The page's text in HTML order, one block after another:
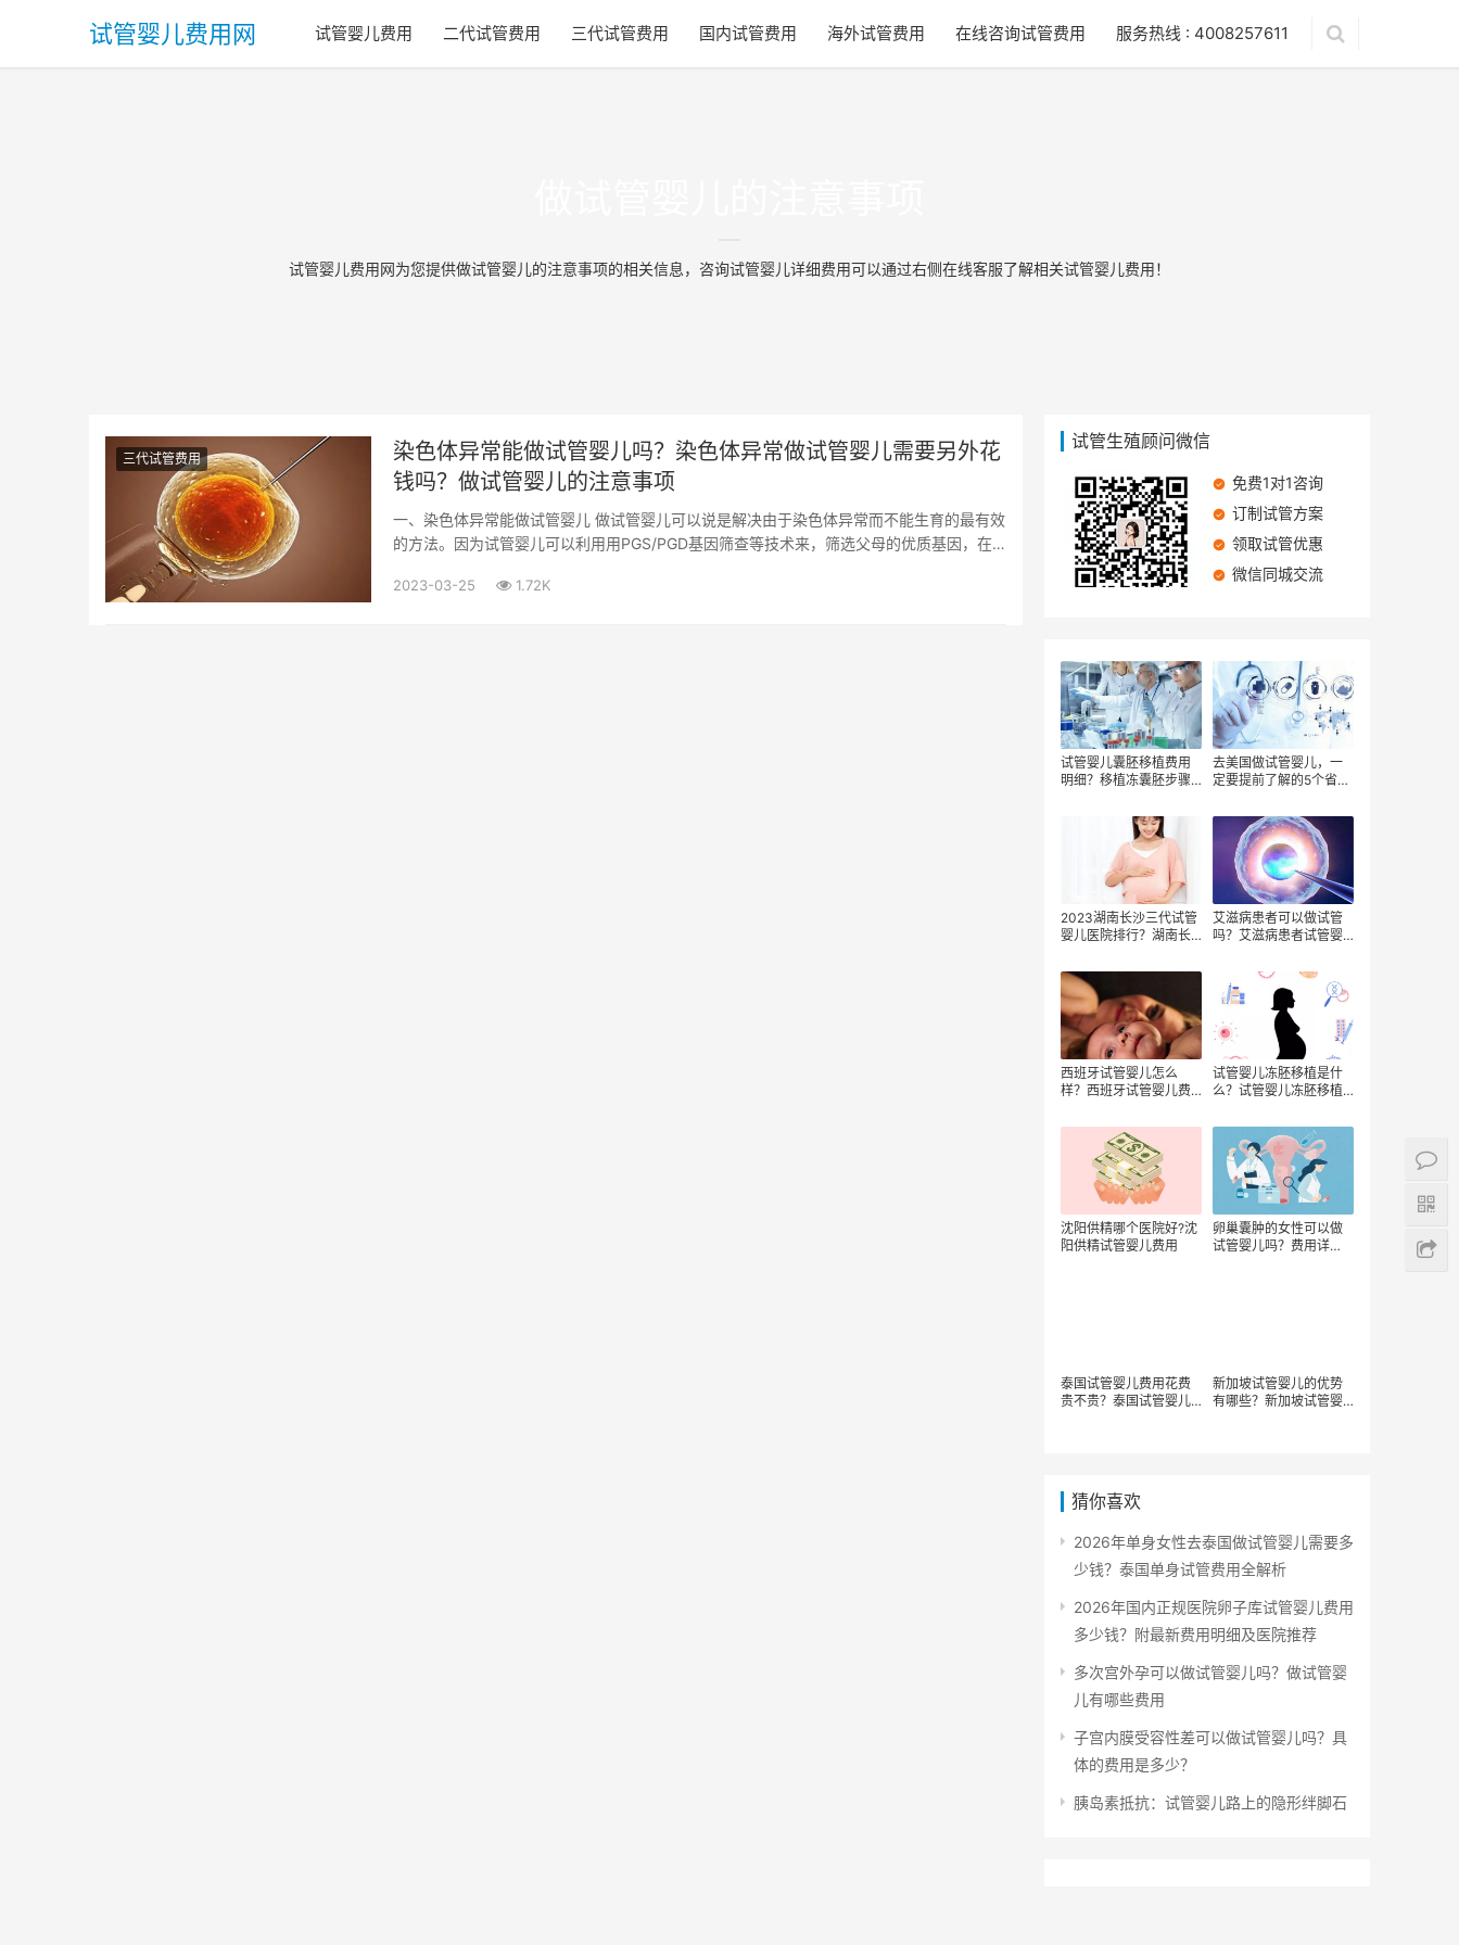
试管婴儿费用网 试管婴儿费用 二代试管费用 三代试管费用 国内试管费用 海外试管费用 在线咨询试管费用 服务热线 : 4008257611
试管婴儿费用网为您提供做试管婴儿的注意事项的相关信息，咨询试管婴儿详细费用可以通过右侧在线客服了解相关试管婴儿费用！
三代试管费用
染色体异常能做试管婴儿吗？染色体异常做试管婴儿需要另外花
钱吗？做试管婴儿的注意事项
一、染色体异常能做试管婴儿 做试管婴儿可以说是解决由于染色体异常而不能生育的最有效
的方法。因为试管婴儿可以利用用PGS/PGD基因筛查等技术来，筛选父母的优质基因，在
2023-03-25 1.72K
试管生殖顾问微信
免费1对1咨询
订制试管方案
领取试管优惠
微信同城交流
试管婴儿囊胚移植费用
明细？移植冻囊胚步骤
儿的胚胎移植过程？
去美国做试管婴儿，一
定要提前了解的5个省钱
2023湖南长沙三代试管
婴儿医院排行？湖南长
功率？
艾滋病患者可以做试管
吗？艾滋病患者试管婴
西班牙试管婴儿怎么
样？西班牙试管婴儿费
试管婴儿冻胚移植是什
么？试管婴儿冻胚移植
沈阳供精哪个医院好?沈
阳供精试管婴儿费用
卵巢囊肿的女性可以做
试管婴儿吗？费用详
泰国试管婴儿费用花费
贵不贵？泰国试管婴儿
新加坡试管婴儿的优势
有哪些？新加坡试管婴
猜你喜欢
2026年单身女性去泰国做试管婴儿需要多
少钱？泰国单身试管费用全解析
2026年国内正规医院卵子库试管婴儿费用
多少钱？附最新费用明细及医院推荐
多次宫外孕可以做试管婴儿吗？做试管婴
儿有哪些费用
子宫内膜受容性差可以做试管婴儿吗？具
体的费用是多少？
胰岛素抵抗：试管婴儿路上的隐形绊脚石